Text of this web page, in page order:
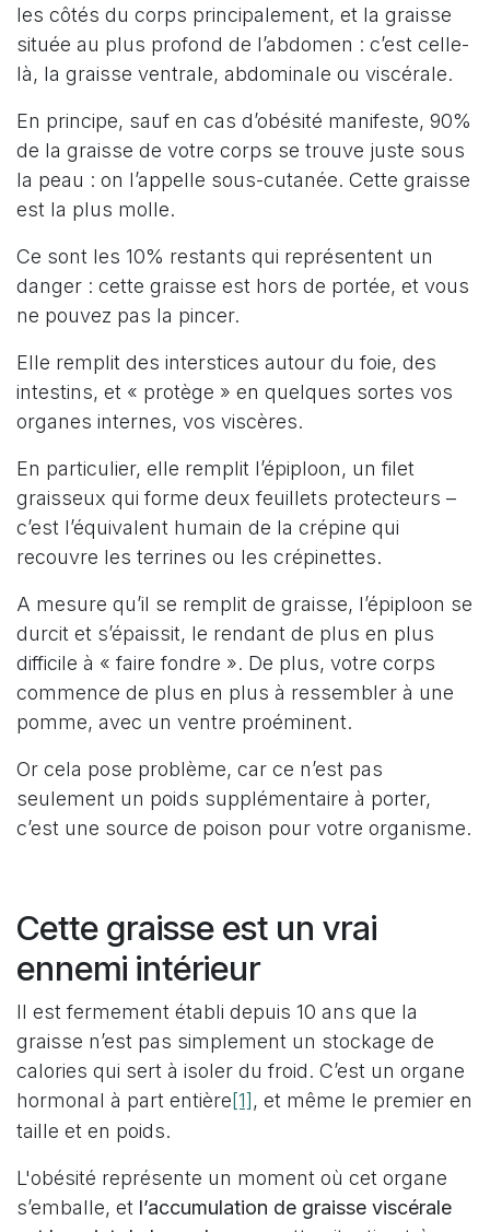
les côtés du corps principalement, et la graisse
située au plus profond de l’abdomen : c’est celle-
là, la graisse ventrale, abdominale ou viscérale.
En principe, sauf en cas d’obésité manifeste, 90%
de la graisse de votre corps se trouve juste sous
la peau : on l’appelle sous-cutanée. Cette graisse
est la plus molle.
Ce sont les 10% restants qui représentent un
danger : cette graisse est hors de portée, et vous
ne pouvez pas la pincer.
Elle remplit des interstices autour du foie, des
intestins, et « protège » en quelques sortes vos
organes internes, vos viscères.
En particulier, elle remplit l’épiploon, un filet
graisseux qui forme deux feuillets protecteurs –
c’est l’équivalent humain de la crépine qui
recouvre les terrines ou les crépinettes.
A mesure qu’il se remplit de graisse, l’épiploon se
durcit et s’épaissit, le rendant de plus en plus
difficile à « faire fondre ». De plus, votre corps
commence de plus en plus à ressembler à une
pomme, avec un ventre proéminent.
Or cela pose problème, car ce n’est pas
seulement un poids supplémentaire à porter,
c’est une source de poison pour votre organisme.
Cette graisse est un vrai
ennemi intérieur
Il est fermement établi depuis 10 ans que la
graisse n’est pas simplement un stockage de
calories qui sert à isoler du froid. C’est un organe
hormonal à part entière[1], et même le premier en
taille et en poids.
L'obésité représente un moment où cet organe
s’emballe, et l’accumulation de graisse viscérale